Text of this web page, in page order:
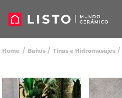
Baños Tinas e Hidromasajes